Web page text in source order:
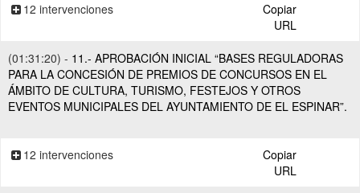
12 intervenciones
Copiar
URL
(01:31:20) - 11.- APROBACIÓN INICIAL “BASES REGULADORAS
PARA LA CONCESIÓN DE PREMIOS DE CONCURSOS EN EL
ÁMBITO DE CULTURA, TURISMO, FESTEJOS Y OTROS
EVENTOS MUNICIPALES DEL AYUNTAMIENTO DE EL ESPINAR”.
12 intervenciones
Copiar
URL